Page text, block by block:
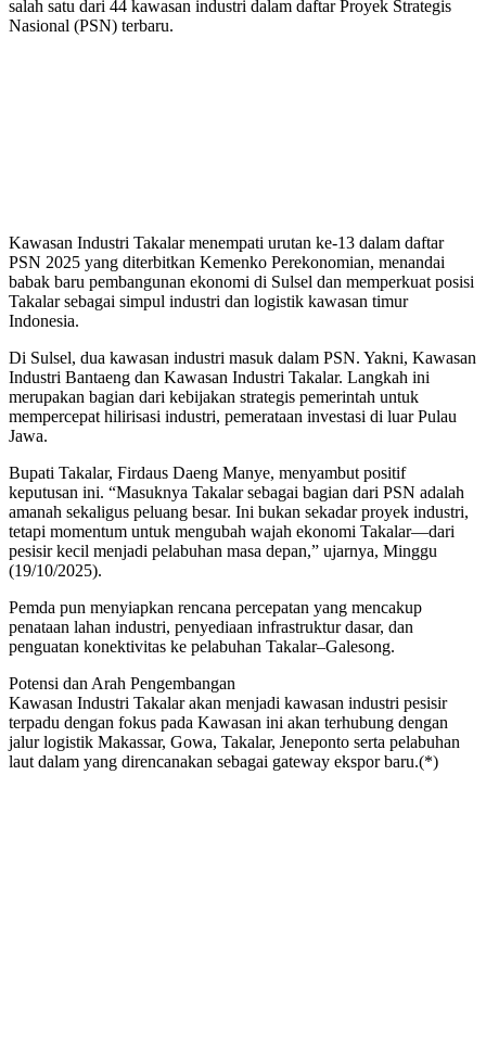
salah satu dari 44 kawasan industri dalam daftar Proyek Strategis
Nasional (PSN) terbaru.
Kawasan Industri Takalar menempati urutan ke-13 dalam daftar
PSN 2025 yang diterbitkan Kemenko Perekonomian, menandai
babak baru pembangunan ekonomi di Sulsel dan memperkuat posisi
Takalar sebagai simpul industri dan logistik kawasan timur
Indonesia.
Di Sulsel, dua kawasan industri masuk dalam PSN. Yakni, Kawasan
Industri Bantaeng dan Kawasan Industri Takalar. Langkah ini
merupakan bagian dari kebijakan strategis pemerintah untuk
mempercepat hilirisasi industri, pemerataan investasi di luar Pulau
Jawa.
Bupati Takalar, Firdaus Daeng Manye, menyambut positif
keputusan ini. “Masuknya Takalar sebagai bagian dari PSN adalah
amanah sekaligus peluang besar. Ini bukan sekadar proyek industri,
tetapi momentum untuk mengubah wajah ekonomi Takalar—dari
pesisir kecil menjadi pelabuhan masa depan,” ujarnya, Minggu
(19/10/2025).
Pemda pun menyiapkan rencana percepatan yang mencakup
penataan lahan industri, penyediaan infrastruktur dasar, dan
penguatan konektivitas ke pelabuhan Takalar–Galesong.
Potensi dan Arah Pengembangan
Kawasan Industri Takalar akan menjadi kawasan industri pesisir
terpadu dengan fokus pada Kawasan ini akan terhubung dengan
jalur logistik Makassar, Gowa, Takalar, Jeneponto serta pelabuhan
laut dalam yang direncanakan sebagai gateway ekspor baru.(*)